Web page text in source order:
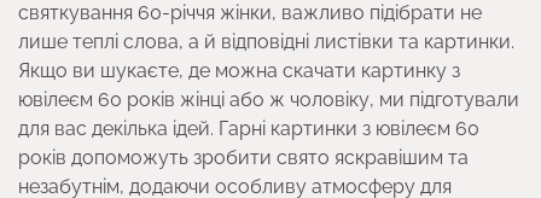
святкування 60-річчя жінки, важливо підібрати не
лише теплі слова, а й відповідні листівки та картинки.
Якщо ви шукаєте, де можна скачати картинку з
ювілеєм 60 років жінці або ж чоловіку, ми підготували
для вас декілька ідей. Гарні картинки з ювілеєм 60
років допоможуть зробити свято яскравішим та
незабутнім, додаючи особливу атмосферу для